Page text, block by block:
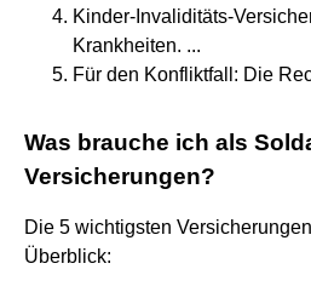
Kinder-Invaliditäts-
Krankheiten. ...
Für den Konfliktfall: Die
Was brauche ich als
Versicherungen?
Die 5 wichtigsten
Überblick: